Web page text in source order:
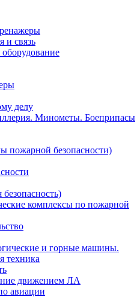
и связь
делу
Минометы. Боеприпасы
пожарной безопасности)
комплексы по пожарной
и горные машины.
техника
движением ЛА
авиации